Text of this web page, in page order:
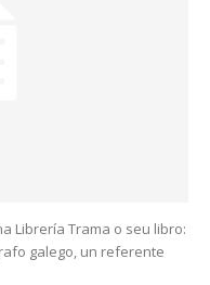
Librería Trama o seu libro:
galego, un referente